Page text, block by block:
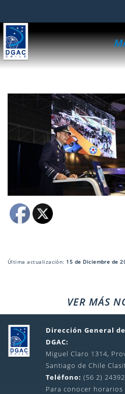
Última actualización: 15 de Diciembre de
VER MÁS
Dirección General
DGAC:
Miguel Claro 1314,
Santiago de Chile
Teléfono: (56 2)
Para conocer